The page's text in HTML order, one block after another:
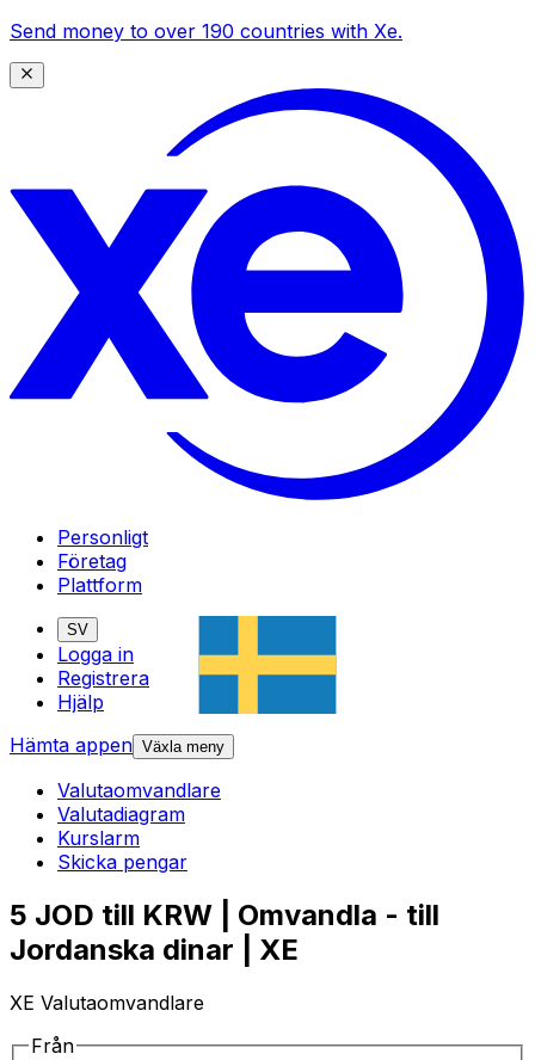
Send money to over 190 countries with Xe.
Personligt
Företag
Plattform
SV
Logga in
Registrera
Hjälp
Hämta appen Växla meny
Valutaomvandlare
Valutadiagram
Kurslarm
Skicka pengar
5 JOD till KRW | Omvandla - till
Jordanska dinar | XE
XE Valutaomvandlare
Från